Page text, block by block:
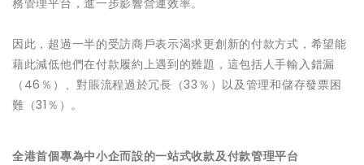
務管理平台，進一步影響營運效率。
因此，超過一半的受訪商戶表示渴求更創新的付款方式，希望能
藉此減低他們在付款履約上遇到的難題，這包括人手輸入錯漏
（46％）、對賬流程過於冗長（33％）以及管理和儲存發票困
難（31％）。
全港首個專為中小企而設的一站式收款及付款管理平台